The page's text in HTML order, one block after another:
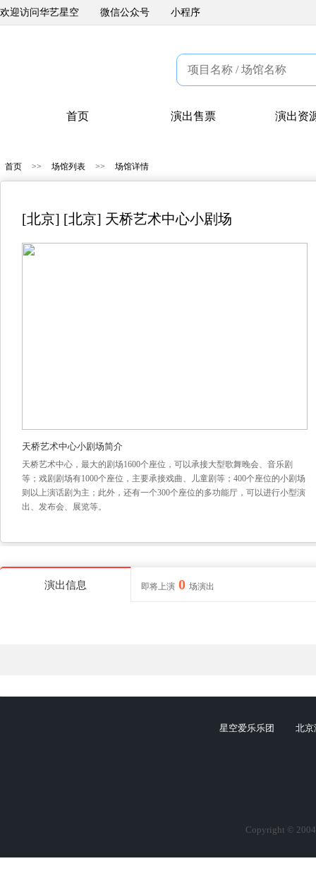
欢迎访问华艺星空 微信公众号 小程序
首页 演出售票 演出资
首页 >> 场馆列表 >> 场馆详情
[北京] [北京] 天桥艺术中心小剧场
天桥艺术中心小剧场简介
天桥艺术中心，最大的剧场1600个座位，可以承接大型歌舞晚会、音乐剧
等；戏剧剧场有1000个座位，主要承接戏曲、儿童剧等；400个座位的小剧场
则以上演话剧为主；此外，还有一个300个座位的多功能厅，可以进行小型演
出、发布会、展览等。
演出信息 即将上演 0 场演出
星空爱乐乐团 北京
Copyright ©